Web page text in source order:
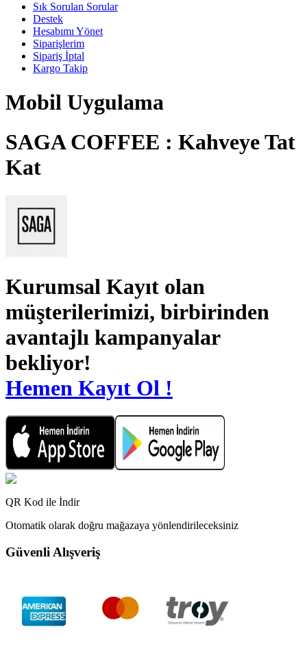
Sık Sorulan Sorular
Destek
Hesabımı Yönet
Siparişlerim
Sipariş İptal
Kargo Takip
Mobil Uygulama
SAGA COFFEE : Kahveye Tat
Kat
Kurumsal Kayıt olan
müşterilerimizi, birbirinden
avantajlı kampanyalar
bekliyor!
Hemen Kayıt Ol !
QR Kod ile İndir
Otomatik olarak doğru mağazaya yönlendirileceksiniz
Güvenli Alışveriş